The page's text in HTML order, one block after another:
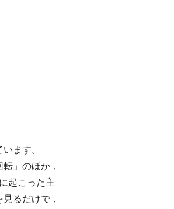
ます。
」のほか，
起こった主
るだけで，